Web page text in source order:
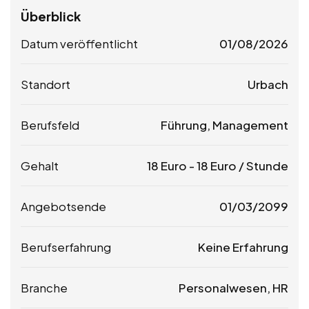
Überblick
Datum veröffentlicht 01/08/2026
Standort Urbach
Berufsfeld Führung, Management
Gehalt 18 Euro -18 Euro / Stunde
Angebotsende 01/03/2099
Berufserfahrung Keine Erfahrung
Branche Personalwesen, HR